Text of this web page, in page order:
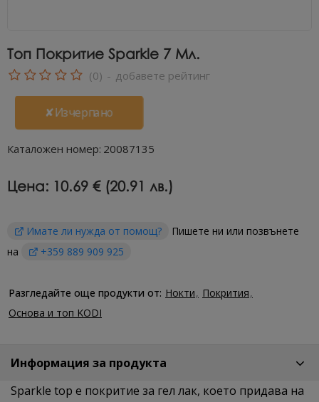
Топ Покритие Sparkle 7 Мл.
✘Изчерпано
Каталожен номер: 20087135
(0) - добавете рейтинг
Цена: 10.69 € (20.91 лв.)
Имате ли нужда от помощ?
Пишете ни или позвънете
на
+359 889 909 925
Разгледайте още продукти от: Нокти
Покрития
Основа и топ KODI
Информация за продукта
Sparkle top е покритие за гел лак, което придава на